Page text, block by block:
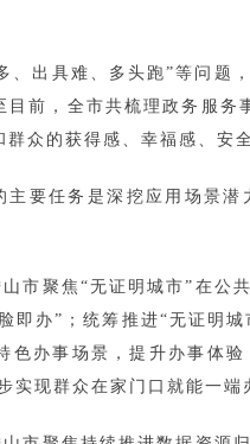
出具难、多头跑”等问题
前，全市共梳理政务服
众的获得感、幸福感、安
要任务是深挖应用场景
市聚焦“无证明城市”在公
即办”；统筹推进“无证明
办事场景，提升办事体
实现群众在家门口就能一端